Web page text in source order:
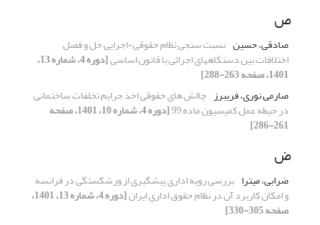
ص
صادقی، حسین نسبت سنجی نظام حقوقی-اجرایی حل و فصل
اختلافات بین دستگاههای اجرائی با قانون اساسی [دوره 4، شماره 13،
1401، صفحه 263-288]
صارمی نوری، فریبرز چالش های حقوقی اخذ جرایم تخلفات ساختمانی
در حیطه عمل کمیسیون ماده 99 [دوره 4، شماره 10، 1401، صفحه
261-286]
ض
ضرابی، میترا بررسی رویه اداری پیشگیری از ورشکستگی در فرانسه
و امکان کاربرد آن در نظام حقوق اداری ایران [دوره 4، شماره 13، 1401،
صفحه 305-330]